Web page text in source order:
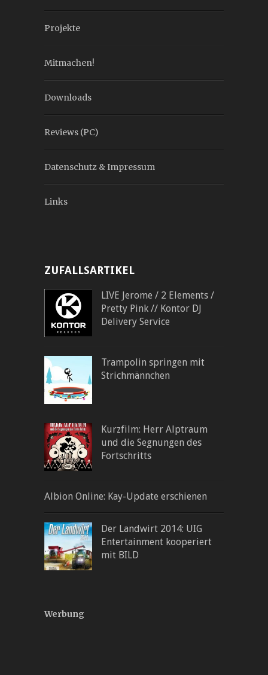
Projekte
Mitmachen!
Downloads
Reviews (PC)
Datenschutz & Impressum
Links
ZUFALLSARTIKEL
LIVE Jerome / 2 Elements /
Pretty Pink // Kontor DJ
Delivery Service
Trampolin springen mit
Strichmännchen
Kurzfilm: Herr Alptraum
und die Segnungen des
Fortschritts
Albion Online: Kay-Update erschienen
Der Landwirt 2014: UIG
Entertainment kooperiert
mit BILD
Werbung